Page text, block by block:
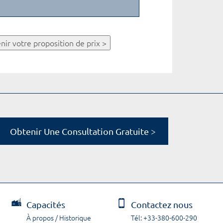
votre proposition de prix >
Obtenir Une Consultation Gratuite >
Capacités
À propos / Historique
Contactez nous
Tél: +33-380-600-290